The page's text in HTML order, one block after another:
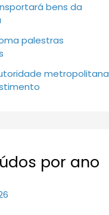
bens da
palestras
metropolitana
por ano